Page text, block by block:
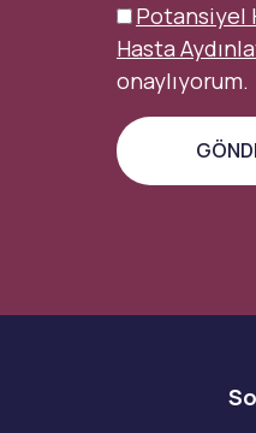
Potansiyel
Hasta
onaylıyorum.